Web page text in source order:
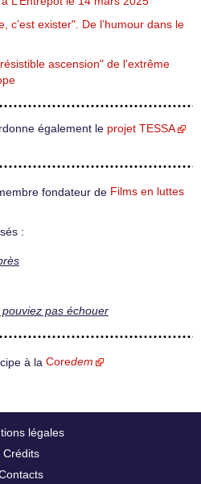
c’est exister". De l’humour dans le
ascension" de l’extrême
également le projet TESSA
fondateur de Films en luttes
:
pas échouer
à la Coredem
légales
Crédits